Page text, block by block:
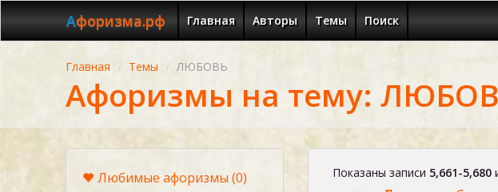
Афоризма.рф Главная Авторы Темы Поиск
Главная Темы ЛЮБОВЬ
Афоризмы на тему:
Любимые афоризмы(0) Показаны записи 5,661-5,680